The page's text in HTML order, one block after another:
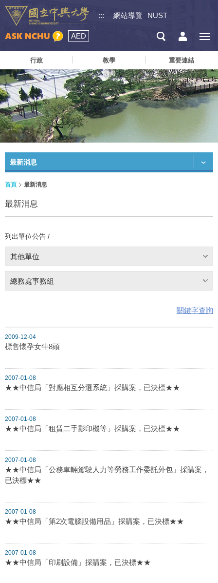
::: 網站導覽 NUST
AED
行政 教學 重要連結
最新消息
首頁 最新消息
最新消息
列出單位公告 /
其他單位
總務處事務組
關鍵字查詢
2009-12-04
標售懷孕女牛8頭
2007-01-08
★★中信局「對應相互分選系統」採購案，已決標★★
2007-01-08
★★中信局「租賃二手影印機等」採購案，已決標★★
2007-01-08
★★中信局「公務車輛駕駛人力等勞務工作委託外包」採購案，
已決標★★
2007-01-08
★★中信局「第2次電腦設備用品」採購案，已決標★★
2007-01-08
★★中信局「印刷設備」採購案，已決標★★